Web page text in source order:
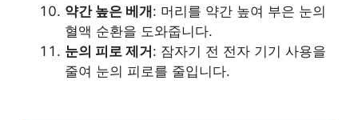
약간 높은 베개 : 머리를 약간 높여 부은 눈의
혈액 순환을 도와줍니다.
눈의 피로 제거 : 잠자기 전 전자 기기 사용을
줄여 눈의 피로를 줄입니다.